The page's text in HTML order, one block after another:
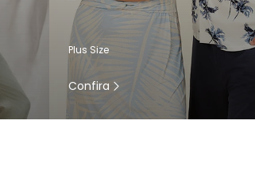
Plus Size
Confira